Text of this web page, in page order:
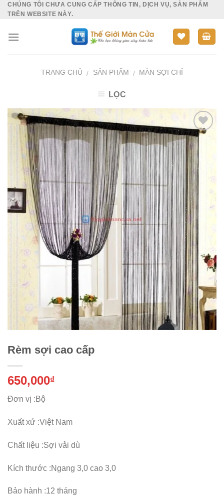
SkipCHÚNG TÔI CHƯA CUNG CẤP THÔNG TIN, DỊCH VỤ, SẢN PHẨM
TRÊN WEBSITE NÀY.
TRANG CHỦ / SẢN PHẨM / MÀN SỢI CHỈ
LỌC
Add to
Wishlist
Rèm sợi cao cấp
650,000₫
Đơn vị :Bộ
Xuất xứ :Việt Nam
Chất liệu :Sợi vải dù
Kích thước :Ngang 3,0 cao 3,0
Bảo hành :12 tháng